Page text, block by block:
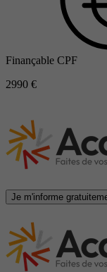
Finançable CPF
2990 €
Je m'informe